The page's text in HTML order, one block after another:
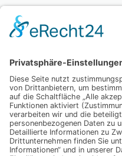
Luxuriöses
Mit Ausstrahlung und
Wenn
Was Sie
Dein Weg zu einer
oberflächlich